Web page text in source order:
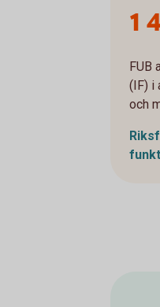
1
FUB
(IF) i
och